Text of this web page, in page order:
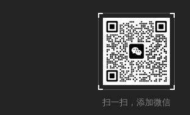
扫一扫，添加微信